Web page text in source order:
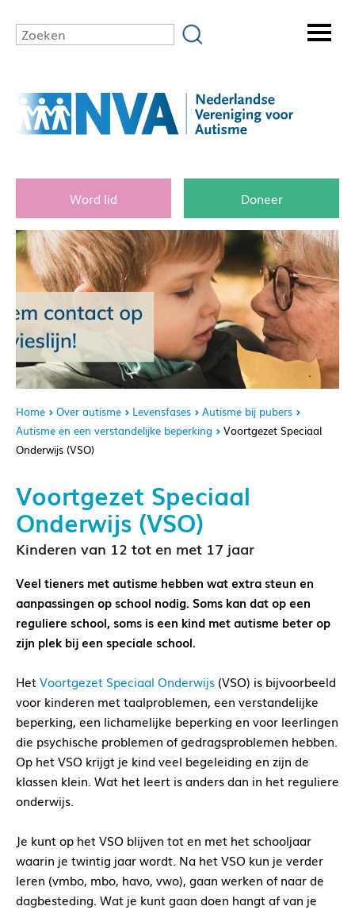
Word lid Doneer
Home Over autisme Levensfases
Autisme bij pubers
Autisme en een verstandelijke beperking
Voortgezet Speciaal
Onderwijs (VSO)
Voortgezet Speciaal
Onderwijs (VSO)
Kinderen van 12 tot en met 17 jaar
Veel tieners met autisme hebben wat extra steun en
aanpassingen op school nodig. Soms kan dat op een
reguliere school, soms is een kind met autisme beter op
zijn plek bij een speciale school.
HetVoortgezet Speciaal Onderwijs (VSO) is bijvoorbeeld
voor kinderen met taalproblemen, een verstandelijke
beperking, een lichamelijke beperking en voor leerlingen
die psychische problemen of gedragsproblemen hebben.
Op het VSO krijgt je kind veel begeleiding en zijn de
klassen klein. Wat het leert is anders dan in het reguliere
onderwijs.
Je kunt op het VSO blijven tot en met het schooljaar
waarin je twintig jaar wordt. Na het VSO kun je verder
leren (vmbo, mbo, havo, vwo), gaan werken of naar de
dagbesteding. Wat je kunt gaan doen hangt af van je